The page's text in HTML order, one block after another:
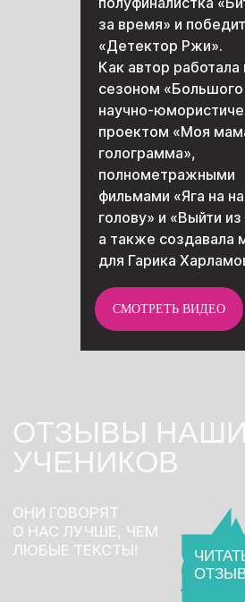
за время» и
«Детектор Ржи».
Как автор работала
сезоном
научно-
проектом «Моя
голограмма»,
полнометражными
фильмами «Яга на
голову» и «Выйти
а также создавала
для Гарика
СМОТРЕТЬ ВИДЕО
ВОПРОСЫ?
вопрос (ну если он гуглится,
конечно) — свяжись с нами
в мессенджере или позвони сразу!
+7 995 116 45 56
СОБЫТИЙ, АНОНСОВ —
ПОДПИСЫВАЙСЯ НА САМЫЕ
АКТУАЛЬНЫЕ И ВЕСЁЛЫЕ НОВОСТИ
ПОДПИШИСЬ НА НАШ
ТЕЛЕГРАМ-КАНАЛ